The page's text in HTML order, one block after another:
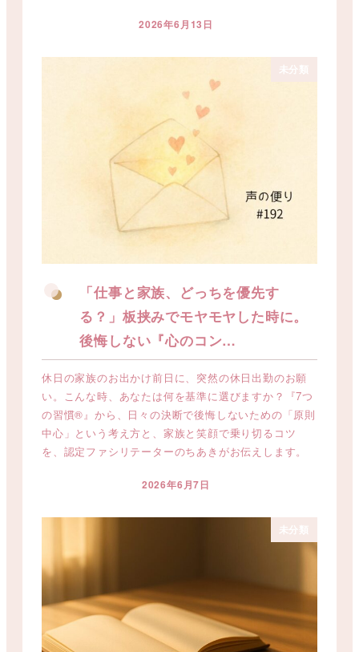
投稿日
2026年6月13日
未分類
「仕事と家族、どっちを優先す
る？」板挟みでモヤモヤした時に。
後悔しない『心のコン…
休日の家族のお出かけ前日に、突然の休日出勤のお願
い。こんな時、あなたは何を基準に選びますか？『7つ
の習慣®』から、日々の決断で後悔しないための「原則
中心」という考え方と、家族と笑顔で乗り切るコツ
を、認定ファシリテーターのちあきがお伝えします。
投稿日
2026年6月7日
未分類